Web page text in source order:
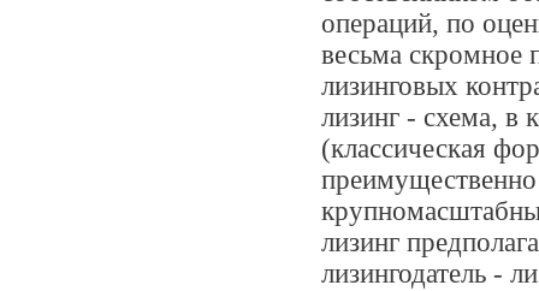
операций, по
весьма скромное
лизинговых
лизинг - схема, в
(классическая
преимущественно
лизинг
лизингодатель -